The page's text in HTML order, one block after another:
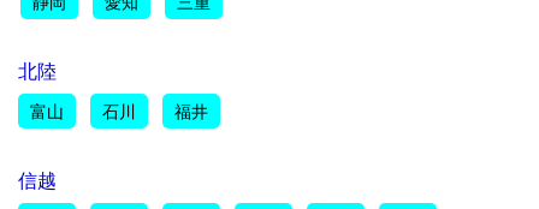
北陸
富山 石川 福井
信越